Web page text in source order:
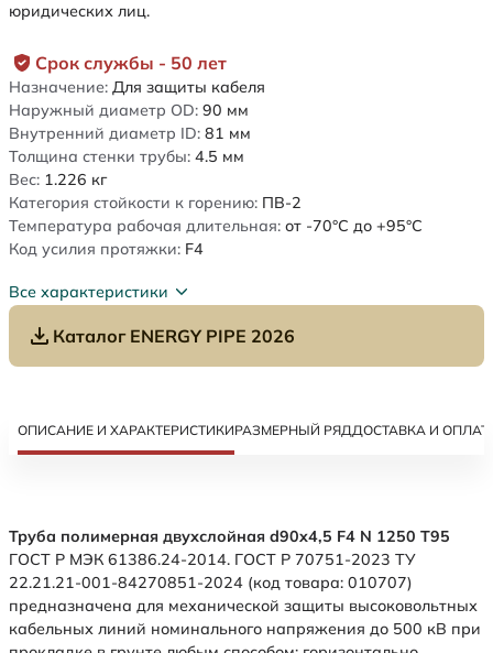
Срок службы - 50 лет
Назначение: Для защиты кабеля
Наружный диаметр OD: 90 мм
Внутренний диаметр ID: 81 мм
Толщина стенки трубы: 4.5 мм
Вес: 1.226 кг
Категория стойкости к горению: ПВ-2
Температура рабочая длительная: от -70°C до +95°C
Код усилия протяжки: F4
Все характеристики
Каталог ENERGY PIPE 2026
юридических лиц.
ОПИСАНИЕ И ХАРАКТЕРИСТИКИРАЗМЕРНЫЙ РЯДДОСТАВКА И
Труба полимерная двухслойная d90x4,5 F4 N 1250 Т95
ГОСТ Р МЭК 61386.24-2014. ГОСТ Р 70751-2023 ТУ
22.21.21-001-84270851-2024 (код товара: 010707)
предназначена для механической защиты высоковольтных
кабельных линий номинального напряжения до 500 кВ при